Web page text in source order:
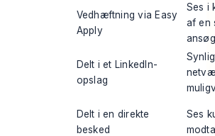
Vedhæftning via Easy
Apply
Ses i
af en
Delt i et LinkedIn-
opslag
Delt i en direkte
besked
Ses